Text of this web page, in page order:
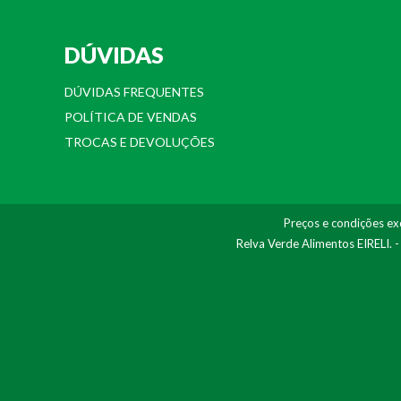
DÚVIDAS
DÚVIDAS FREQUENTES
POLÍTICA DE VENDAS
TROCAS E DEVOLUÇÕES
Preços e condições
Relva Verde Alimentos